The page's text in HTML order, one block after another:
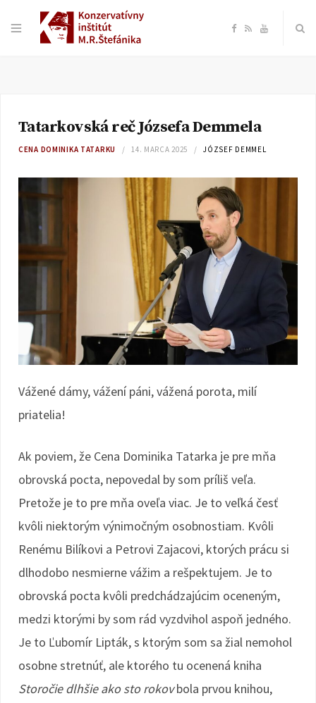
F
e
o
o
R Y
Tatarkovská reč Józsefa Demmela
CENA DOMINIKA TATARKU 14. MARCA 2025 JÓZSEF DEMMEL
Vážené dámy, vážení páni, vážená porota, milí
priatelia!
Ak poviem, že Cena Dominika Tatarka je pre mňa
obrovská pocta, nepovedal by som príliš veľa.
Pretože je to pre mňa oveľa viac. Je to veľká česť
kvôli niektorým výnimočným osobnostiam. Kvôli
Renému Bilíkovi a Petrovi Zajacovi, ktorých prácu si
dlhodobo nesmierne vážim a rešpektujem. Je to
obrovská pocta kvôli predchádzajúcim oceneným,
medzi ktorými by som rád vyzdvihol aspoň jedného.
Je to Ľubomír Lipták, s ktorým som sa žial nemohol
osobne stretnúť, ale ktorého tu ocenená kniha
Storočie dlhšie ako sto rokovbola prvou knihou,